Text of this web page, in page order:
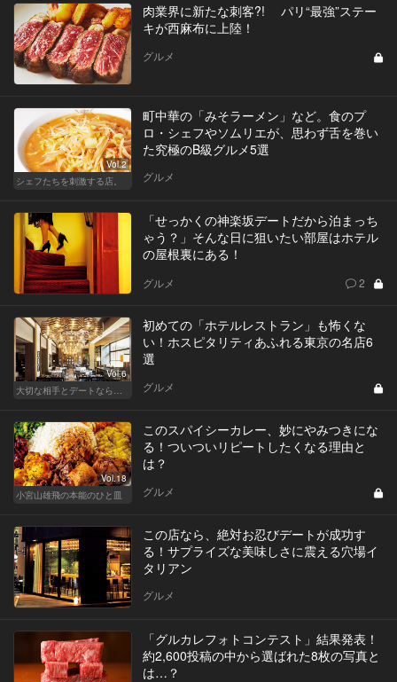
肉業界に新たな刺客?! パリ“最強”ステー
キが西麻布に上陸！
グルメ
Vol.2
シェフたちを刺激する店。
町中華の「みそラーメン」など。食のプ
ロ・シェフやソムリエが、思わず舌を巻い
た究極のB級グルメ5選
グルメ
「せっかくの神楽坂デートだから泊まっち
ゃう？」そんな日に狙いたい部屋はホテル
の屋根裏にある！
グルメ 2
Vol.6
大切な相手とデートなら、ホテルのホスピタリティを味わえるリッチなデート
初めての「ホテルレストラン」も怖くな
い！ホスピタリティあふれる東京の名店6
選
グルメ
Vol.18
小宮山雄飛の本能のひと皿
このスパイシーカレー、妙にやみつきにな
る！ついついリピートしたくなる理由と
は？
グルメ
この店なら、絶対お忍びデートが成功す
る！サプライズな美味しさに震える穴場イ
タリアン
グルメ
「グルカレフォトコンテスト」結果発表！
約2,600投稿の中から選ばれた8枚の写真と
は…？